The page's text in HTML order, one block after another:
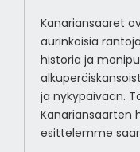
Kanariansaaret
aurinkoisia
historia ja
ja nykypäivään.
Kanariansaarten
esittelemme